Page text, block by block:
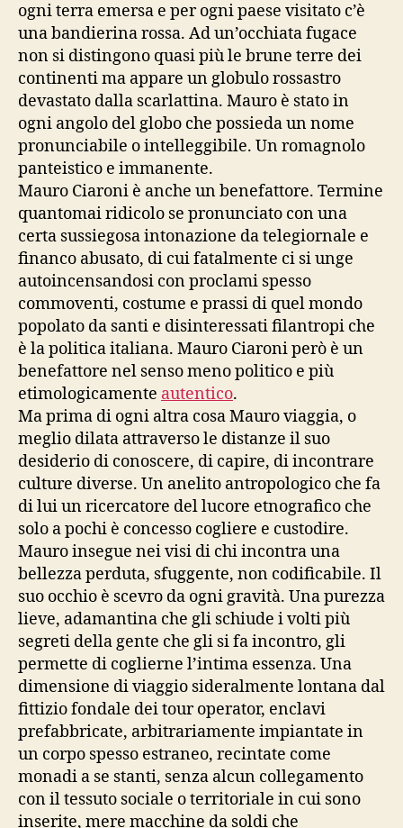
ogni terra emersa e per ogni paese visitato c’è
una bandierina rossa. Ad un’occhiata fugace
non si distingono quasi più le brune terre dei
continenti ma appare un globulo rossastro
devastato dalla scarlattina. Mauro è stato in
ogni angolo del globo che possieda un nome
pronunciabile o intelleggibile. Un romagnolo
panteistico e immanente.
Mauro Ciaroni è anche un benefattore. Termine
quantomai ridicolo se pronunciato con una
certa sussiegosa intonazione da telegiornale e
financo abusato, di cui fatalmente ci si unge
autoincensandosi con proclami spesso
commoventi, costume e prassi di quel mondo
popolato da santi e disinteressati filantropi che
è la politica italiana. Mauro Ciaroni però è un
benefattore nel senso meno politico e più
etimologicamente autentico.
Ma prima di ogni altra cosa Mauro viaggia, o
meglio dilata attraverso le distanze il suo
desiderio di conoscere, di capire, di incontrare
culture diverse. Un anelito antropologico che fa
di lui un ricercatore del lucore etnografico che
solo a pochi è concesso cogliere e custodire.
Mauro insegue nei visi di chi incontra una
bellezza perduta, sfuggente, non codificabile. Il
suo occhio è scevro da ogni gravità. Una purezza
lieve, adamantina che gli schiude i volti più
segreti della gente che gli si fa incontro, gli
permette di coglierne l’intima essenza. Una
dimensione di viaggio sideralmente lontana dal
fittizio fondale dei tour operator, enclavi
prefabbricate, arbitrariamente impiantate in
un corpo spesso estraneo, recintate come
monadi a se stanti, senza alcun collegamento
con il tessuto sociale o territoriale in cui sono
inserite, mere macchine da soldi che